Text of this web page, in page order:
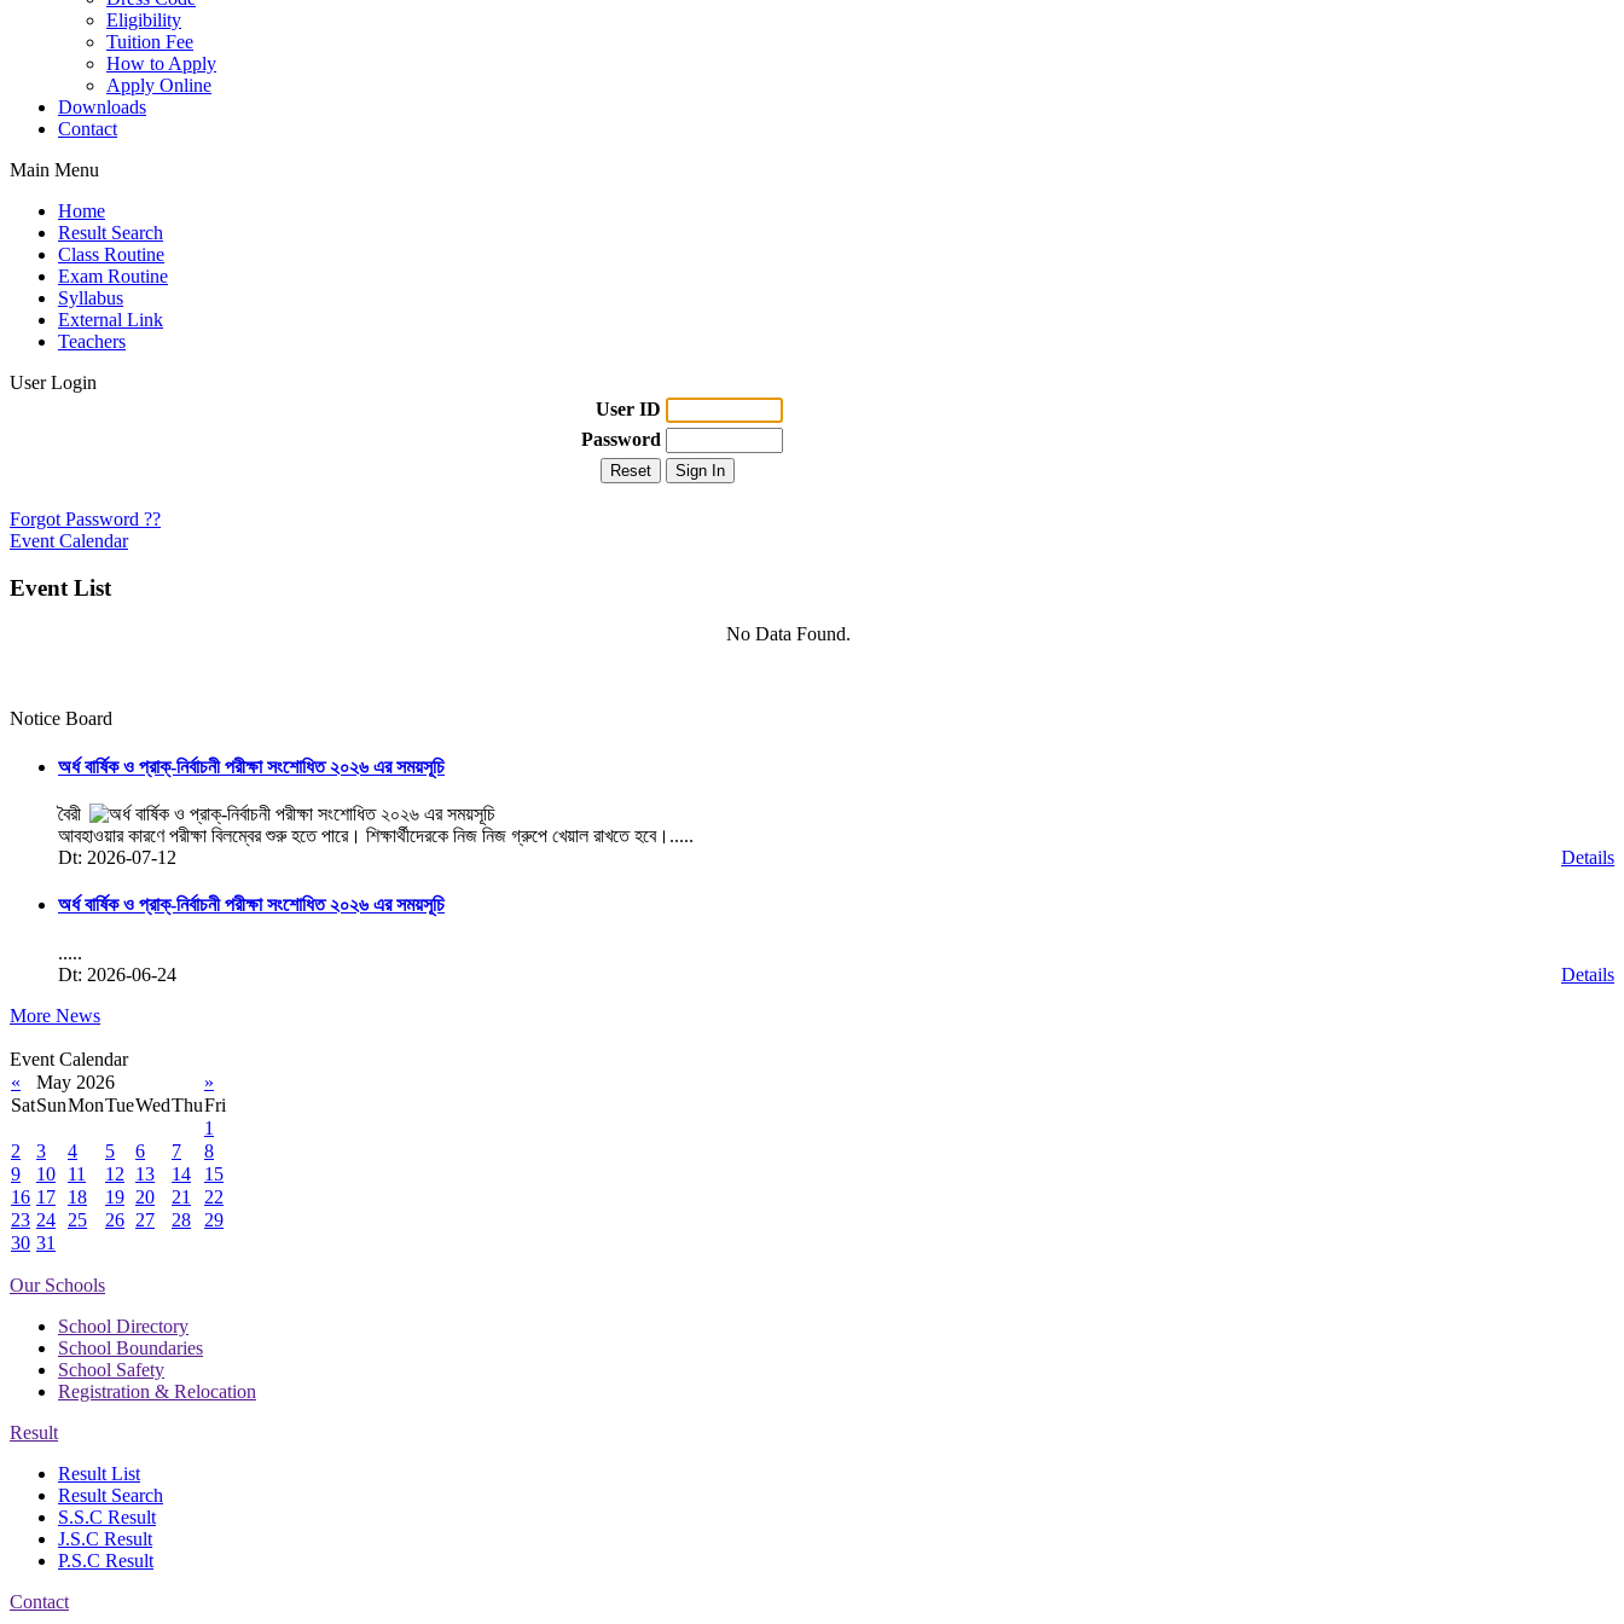
Eligibility
Tuition Fee
How to Apply
Apply Online
Downloads
Contact
Main Menu
Home
Result Search
Class Routine
Exam Routine
Syllabus
External Link
Teachers
User Login
User ID
Password
Forgot Password ??
Event Calendar
Event List
No Data Found.
Notice Board
অর্ধ বার্ষিক ও প্রাক্-নির্বাচনী পরীক্ষা সংশোধিত ২০২৬ এর সময়সূচি
বৈরী
আবহাওয়ার কারণে পরীক্ষা বিলম্বের শুরু হতে পারে। শিক্ষার্থীদেরকে নিজ নিজ গ্রুপে খেয়াল রাখতে হবে।.....
Dt: 2026-07-12
Details
অর্ধ বার্ষিক ও প্রাক্-নির্বাচনী পরীক্ষা সংশোধিত ২০২৬ এর সময়সূচি
.....
Dt: 2026-06-24
Details
More News
Event Calendar
«
May 2026
»
SatSunMonTueWedThuFri
1
2
3 4 5 6 7
8
9
10 11 12 13 14
15
16 17 18 19 20 21
22
23 24 25 26 27 28
29
30 31
Our Schools
School Directory
School Boundaries
School Safety
Registration & Relocation
Result
Result List
Result Search
S.S.C Result
J.S.C Result
P.S.C Result
Contact